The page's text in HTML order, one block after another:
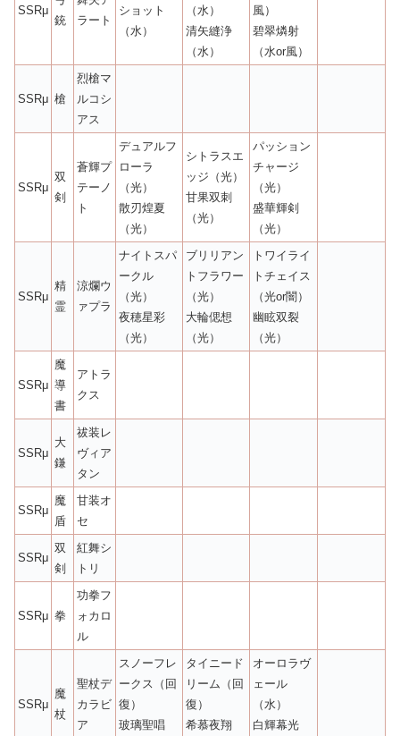
SSRμ
銃
ラート
ショット
（水）
（水）
清矢縫浄
（水）
風）
碧翠燐射
（水or風）
SSRμ 槍
烈槍マ
ルコシ
アス
SSRμ
双
剣
蒼輝プ
テーノ
ト
デュアルフ
ローラ
（光）
散刃煌夏
（光）
シトラスエ
ッジ（光）
甘果双刺
（光）
パッション
チャージ
（光）
盛華輝剣
（光）
SSRμ
精
霊
涼爛ウ
ァプラ
ナイトスパ
ークル
（光）
夜穂星彩
（光）
ブリリアン
トフラワー
（光）
大輪偲想
（光）
トワイライ
トチェイス
（光or闇）
幽眩双裂
（光）
SSRμ
魔
導
書
アトラ
クス
SSRμ
大
鎌
祓装レ
ヴィア
タン
SSRμ
魔
盾
甘装オ
セ
SSRμ
双
剣
紅舞シ
トリ
SSRμ 拳
功拳フ
ォカロ
ル
SSRμ
魔
杖
聖杖デ
カラビ
ア
スノーフレ
ークス（回
復）
玻璃聖唱
タイニード
リーム（回
復）
希慕夜翔
オーロラヴ
ェール
（水）
白輝幕光